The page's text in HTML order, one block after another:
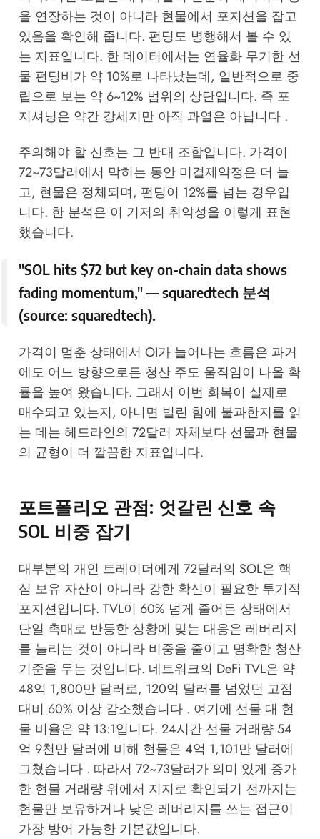
을 연장하는 것이 아니라 현물에서 포지션을 잡고
있음을 확인해 줍니다. 펀딩도 병행해서 볼 수 있
는 지표입니다. 한 데이터에서는 연율화 무기한 선
물 펀딩비가 약 10%로 나타났는데, 일반적으로 중
립으로 보는 약 6~12% 범위의 상단입니다. 즉 포
지셔닝은 약간 강세지만 아직 과열은 아닙니다 .
주의해야 할 신호는 그 반대 조합입니다. 가격이
72~73달러에서 막히는 동안 미결제약정은 더 늘
고, 현물은 정체되며, 펀딩이 12%를 넘는 경우입
니다. 한 분석은 이 기저의 취약성을 이렇게 표현
했습니다.
"SOL hits $72 but key on-chain data shows
fading momentum," — squaredtech 분석
(source: squaredtech).
가격이 멈춘 상태에서 OI가 늘어나는 흐름은 과거
에도 어느 방향으로든 청산 주도 움직임이 나올 확
률을 높여 왔습니다. 그래서 이번 회복이 실제로
매수되고 있는지, 아니면 빌린 힘에 불과한지를 읽
는 데는 헤드라인의 72달러 자체보다 선물과 현물
의 균형이 더 깔끔한 지표입니다.
포트폴리오 관점: 엇갈린 신호 속
SOL 비중 잡기
대부분의 개인 트레이더에게 72달러의 SOL은 핵
심 보유 자산이 아니라 강한 확신이 필요한 투기적
포지션입니다. TVL이 60% 넘게 줄어든 상태에서
단일 촉매로 반등한 상황에 맞는 대응은 레버리지
를 늘리는 것이 아니라 비중을 줄이고 명확한 청산
기준을 두는 것입니다. 네트워크의 DeFi TVL은 약
48억 1,800만 달러로, 120억 달러를 넘었던 고점
대비 60% 이상 감소했습니다 . 여기에 선물 대 현
물 비율은 약 13:1입니다. 24시간 선물 거래량 54
억 9천만 달러에 비해 현물은 4억 1,101만 달러에
그쳤습니다 . 따라서 72~73달러가 의미 있게 증가
한 현물 거래량 위에서 지지로 확인되기 전까지는
현물만 보유하거나 낮은 레버리지를 쓰는 접근이
가장 방어 가능한 기본값입니다.